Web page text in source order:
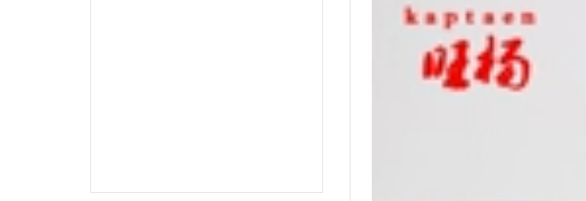
làm trang trí chụp
ảnh triển lãm đám
cưới băng mạnh mẽ
chống thấm đường
ống sửa chữa rò rỉ
băng đỏ vàng xanh
xanh đen và trắng
mạnh mẽ có độ nhớt